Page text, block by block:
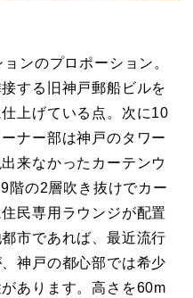
ンのプロポーション。
する旧神戸郵船ビルを
上げている点。次に10
ナー部は神戸のタワー
来なかったカーテンウ
階の2層吹き抜けでカー
民専用ラウンジが配置
市であれば、最近流行
神戸の都心部では希少
あります。高さを60m